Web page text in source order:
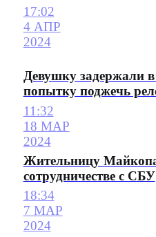
17:02
4 АПР
2024
Девушку задержали
попытку поджечь
11:32
18 МАР
2024
Жительницу
сотрудничестве с СБУ
18:34
7 МАР
2024